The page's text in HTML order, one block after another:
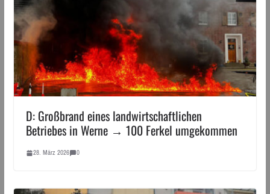
D: Großbrand eines landwirtschaftlichen
Betriebes in Werne → 100 Ferkel umgekommen
28. März 2026 0